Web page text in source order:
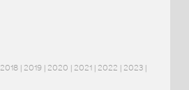
2018| 2019| 2020 | 2021| 2022 | 2023|